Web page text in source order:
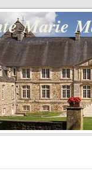
Marie